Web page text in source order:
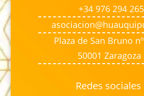
+34 976 294 265
Plaza de San Bruno
50001 Zaragoza
Redes sociales